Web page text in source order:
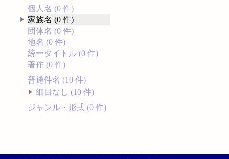
個人名 (0 件)
家族名 (0 件)
団体名 (0 件)
地名 (0 件)
統一タイトル (0 件)
著作 (0 件)
普通件名 (10 件)
細目なし (10 件)
ジャンル・形式 (0 件)